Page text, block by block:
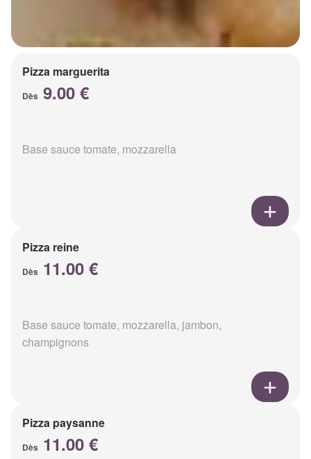
Pizza marguerita
Dès 9.00 €
Base sauce tomate, mozzarella
Pizza reine
Dès 11.00 €
Base sauce tomate, mozzarella, jambon,
champignons
Pizza paysanne
Dès 11.00 €